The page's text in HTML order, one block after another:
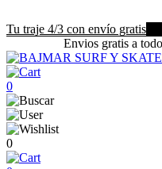
Tu traje 4/3 con envío gratis
Envios gratis a
0
0